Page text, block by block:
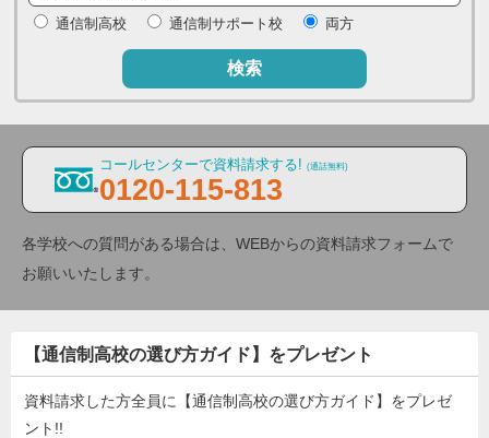
通信制高校 通信制サポート校 両方
検索
コールセンターで資料請求する! (通話無料)
0120-115-813
各学校への質問がある場合は、WEBからの資料請求フォームで
お願いいたします。
【通信制高校の選び方ガイド】をプレゼント
資料請求した方全員に【通信制高校の選び方ガイド】をプレゼ
ント!!